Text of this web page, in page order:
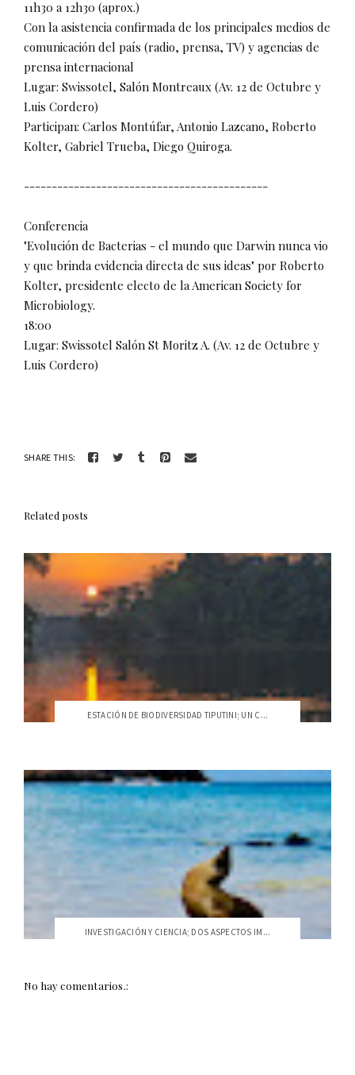
11h30 a 12h30 (aprox.)
Con la asistencia confirmada de los principales medios de
comunicación del país (radio, prensa, TV) y agencias de
prensa internacional
Lugar: Swissotel, Salón Montreaux (Av. 12 de Octubre y
Luis Cordero)
Participan: Carlos Montúfar, Antonio Lazcano, Roberto
Kolter, Gabriel Trueba, Diego Quiroga.
--------------------------------------------
Conferencia
"Evolución de Bacterias - el mundo que Darwin nunca vio
y que brinda evidencia directa de sus ideas" por Roberto
Kolter, presidente electo de la American Society for
Microbiology.
18:00
Lugar: Swissotel Salón St Moritz A. (Av. 12 de Octubre y
Luis Cordero)
SHARE THIS:
Related posts
ESTACIÓN DE BIODIVERSIDAD TIPUTINI; UN C...
INVESTIGACIÓN Y CIENCIA; DOS ASPECTOS IM...
No hay comentarios.: